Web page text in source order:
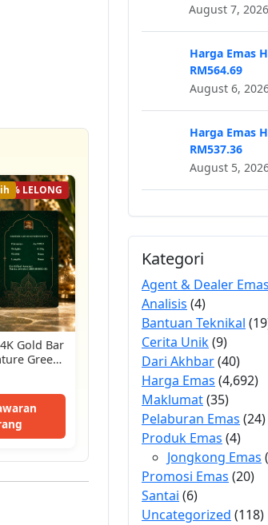
56% LELONG
Gold Bar
Green
Edition
August 7, 2026
Harga Emas
RM564.69
August 6,
Harga Emas
RM537.36
August 5,
Kategori
Agent & Dealer Emas
Analisis (4)
Bantuan Teknikal
Cerita Unik(9)
Dari Akhbar(40)
Harga Emas (4,692)
Maklumat(35)
Pelaburan Emas (24)
Produk Emas (4)
Jongkong Emas
Promosi Emas (20)
Santai (6)
Uncategorized (118)